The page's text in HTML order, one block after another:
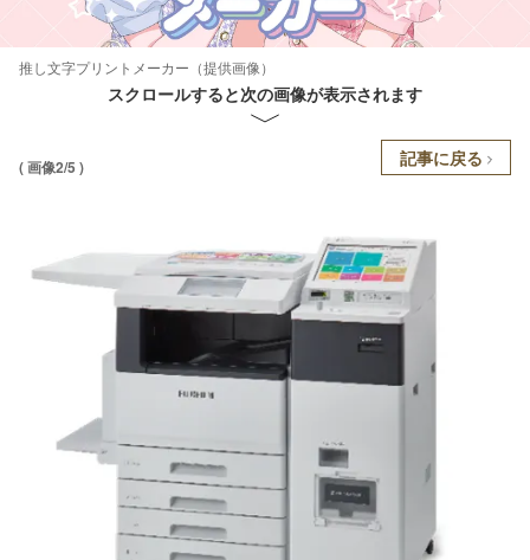
推し文字プリントメーカー（提供画像）
スクロールすると次の画像が表示されます
( 画像2/5 ) 記事に戻る